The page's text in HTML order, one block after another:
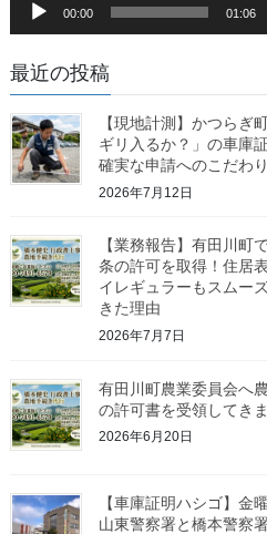
00:00 01:06
最近の投稿
【現地計測】かつらぎ
ギリ入るか？」の車庫
確実な申請へのこだわり
2026年7月12日
【業務報告】有田川町
条の許可を取得！住居
イレギュラーもスムー
きた理由
2026年7月7日
有田川町農業委員会へ
の許可書を受領してき
2026年6月20日
【車庫証明ハシゴ】金
山東警察署と橋本警察